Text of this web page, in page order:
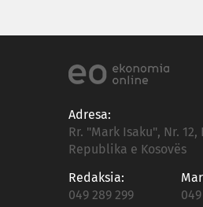
Adresa:
Rr. "Mark Isaku", Nr.
Republika e Kosovës
Redaksia:
049 289 299
049